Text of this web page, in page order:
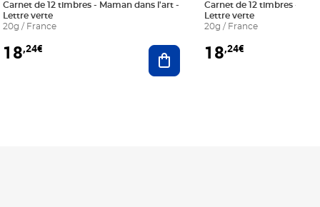
au panier
Carnet de 12 timbres - Maman dans l'art -
Lettre verte
20g / France
18,24€ Ajouter au panier
Carnet de 12 timbres - Le
Lettre verte
20g / France
18,24€